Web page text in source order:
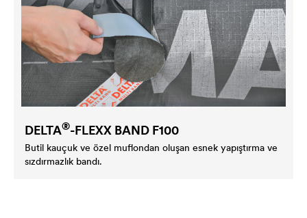
DELTA®-FLEXX BAND F100
Butil kauçuk ve özel muflondan oluşan esnek yapıştırma ve
sızdırmazlık bandı.